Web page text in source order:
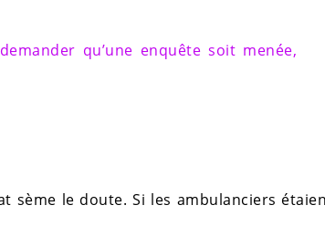
qu’une enquête soit menée,
sème le doute. Si les ambulanciers